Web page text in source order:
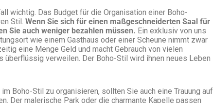
wichtig. Das Budget für die Organisation einer Boho-
Stil. Wenn Sie sich für einen maßgeschneiderten Saal für
Sie auch weniger bezahlen müssen. Ein exklusiv von uns
wie einem Gasthaus oder einer Scheune nimmt zwar
eine Menge Geld und macht Gebrauch von vielen
überflüssig verweilen. Der Boho-Stil wird ihnen neues Leben
Boho-Stil zu organisieren, sollten Sie auch eine Trauung auf
Der malerische Park oder die charmante Kapelle passen